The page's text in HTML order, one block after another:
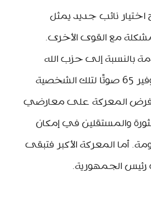
نائب جديد يمثل
مع القوى الأخرى.
بالنسبة إلى حزب الله
وحلفائه في تكرار تجربة توفير 65 صوتًا لتلك الشخصية
تفرض المعركة على معارضي
والمستقلين في إمكان
أما المعركة الأكبر فتبقى
الجمهورية.